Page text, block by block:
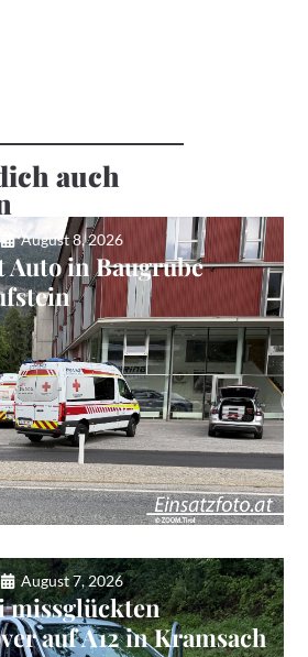
auch
August 8, 2026
Auto in Baugrube
August 7, 2026
missglückten
auf A12 in Kramsach